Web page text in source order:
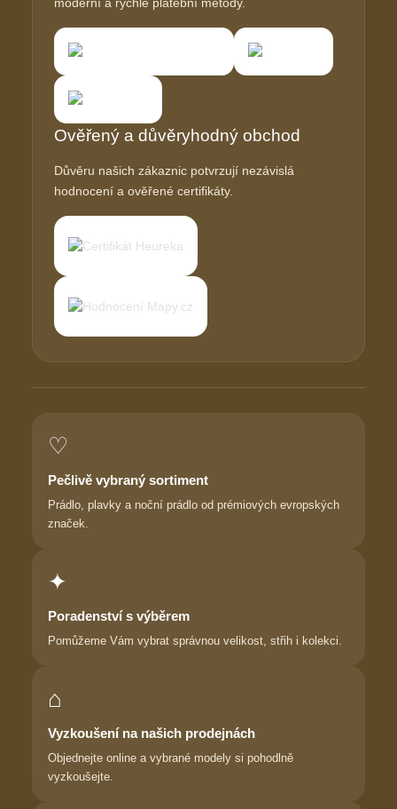
Ověřený a důvěryhodný obchod
Důvěru našich zákaznic potvrzují nezávislá
hodnocení a ověřené certifikáty.
♡
Pečlivě vybraný sortiment
Prádlo, plavky a noční prádlo od prémiových evropských
značek.
✦
Poradenství s výběrem
Pomůžeme Vám vybrat správnou velikost, střih i kolekci.
⌂
Vyzkoušení na našich prodejnách
Objednejte online a vybrané modely si pohodlně
vyzkoušejte.